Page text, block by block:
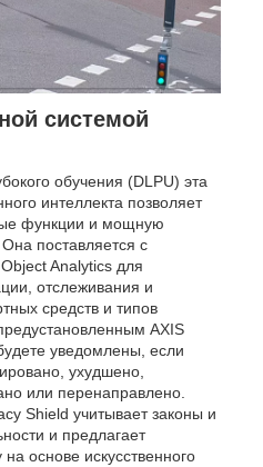
системой
обучения (DLPU) эта
интеллекта позволяет
функции и мощную
поставляется с
Analytics для
отслеживания и
средств и типов
AXIS
уведомлены, если
ухудшено,
или перенаправлено.
Shield учитывает законы и
и предлагает
основе искусственного